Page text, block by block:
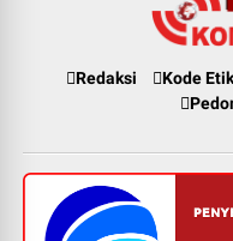
Redaksi Kode Etik